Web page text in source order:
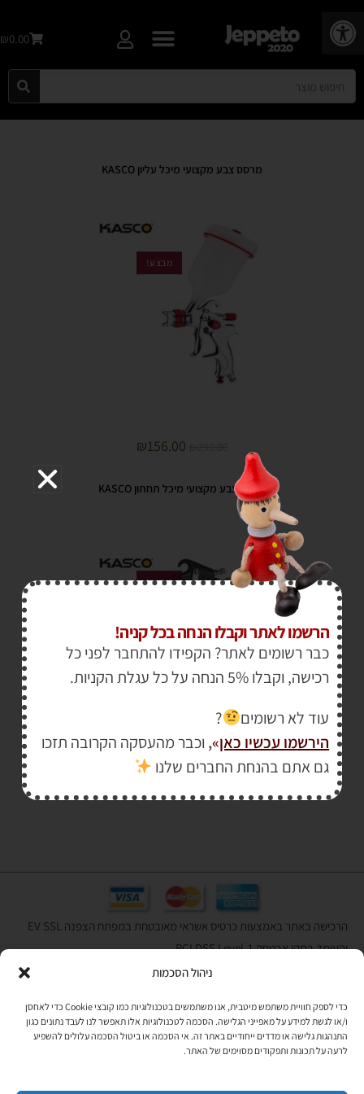
פתח סרגל נגישות
ניהול הסכמות
כדי לספק חוויית משתמש מיטבית, אנו משתמשים בטכנולוגיות כמו קובצי Cookie כדי לאחסן
ו/או לגשת למידע על מאפייני הגלישה. הסכמה לטכנולוגיות אלו תאפשר לנו לעבד נתונים כגון
התנהגות גלישה או מדדים ייחודיים באתר זה. אי הסכמה או ביטול הסכמה עלולים להשפיע
לרעה על תכונות ותפקודים מסוימים של האתר.
₪0.00
מרסס צבע מקצועי מיכל עליון KASCO
מבצע!
₪156.00
מרסס צבע מקצועי מיכל תחתון KASCO
מבצע!
₪290.00
₪150.00
הרכישה באתר באמצעות כרטיס אשראי מאובטחת במפתח הצפנה EV SSL
והעומד בתקן אבטחה PCI DSS Level-1
לתקנון האתר»
תהיו בקשר
הרשמו לאתר וקבלו הנחה בכל קניה!
כבר רשומים לאתר? הקפידו להתחבר לפני כל
רכישה, וקבלו 5% הנחה על כל עגלת הקניות.
עוד לא רשומים
?
הירשמו עכשיו כאן»
, וכבר מהעסקה הקרובה תזכו
גם אתם בהנחת החברים שלנו